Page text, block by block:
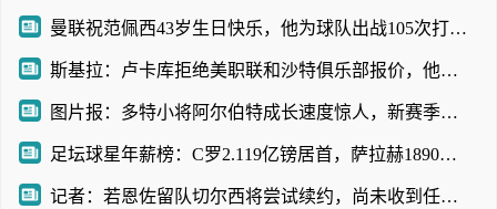
曼联祝范佩西43岁生日快乐，他为球队出战105次打进58球
斯基拉：卢卡库拒绝美职联和沙特俱乐部报价，他想留在欧洲踢球
图片报：多特小将阿尔伯特成长速度惊人，新赛季被正式纳入一线队
足坛球星年薪榜：C罗2.119亿镑居首，萨拉赫1890万镑第32位
记者：若恩佐留队切尔西将尝试续约，尚未收到任何报价